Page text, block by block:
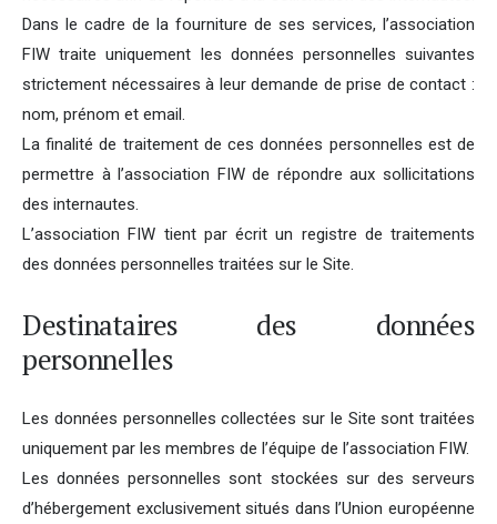
Dans le cadre de la fourniture de ses services, l’association
FIW traite uniquement les données personnelles suivantes
strictement nécessaires à leur demande de prise de contact :
nom, prénom et email.
La finalité de traitement de ces données personnelles est de
permettre à l’association FIW de répondre aux sollicitations
des internautes.
L’association FIW tient par écrit un registre de traitements
des données personnelles traitées sur le Site.
Destinataires des données
personnelles
Les données personnelles collectées sur le Site sont traitées
uniquement par les membres de l’équipe de l’association FIW.
Les données personnelles sont stockées sur des serveurs
d’hébergement exclusivement situés dans l’Union européenne